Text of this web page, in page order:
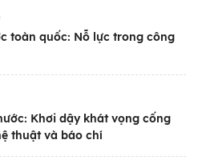
thời tôn vinh, biểu
nhân tiêu biểu; anh
điển hình tiên tiến -
cho trí tuệ, bản lĩnh,
sức sáng tạo của con
toàn quốc: Nỗ lực trong công
Khơi dậy khát vọng cống
thuật và báo chí